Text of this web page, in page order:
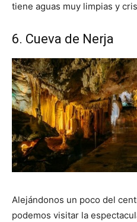
tiene aguas muy limpias y
6. Cueva de Nerja
Alejándonos un poco del
podemos visitar la